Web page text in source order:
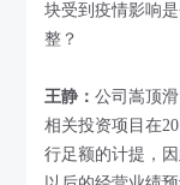
块受到疫情影响
整？
王静：公司嵩顶
相关投资项目在
行足额的计提，